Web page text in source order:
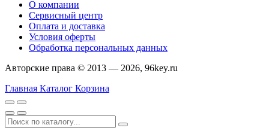
О компании
Сервисный центр
Оплата и доставка
Условия оферты
Обработка персональных данных
Авторские права © 2013 — 2026, 96key.ru
Главная Каталог Корзина